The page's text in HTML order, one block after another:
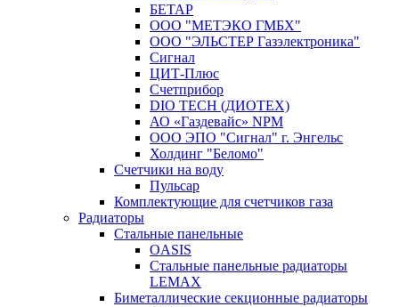
БЕТАР
ООО "МЕТЭКО ГМБХ"
ООО "ЭЛЬСТЕР Газэлектроника"
Сигнал
ЦИТ-Плюс
Счетприбор
DIO TECH (ДИОТЕХ)
АО «Газдевайс» NPM
ООО ЭПО "Сигнал" г. Энгельс
Холдинг "Беломо"
Счетчики на воду
Пульсар
Комплектующие для счетчиков газа
Радиаторы
Стальные панельные
OASIS
Стальные панельные радиаторы
LEMAX
Биметаллические секционные радиаторы